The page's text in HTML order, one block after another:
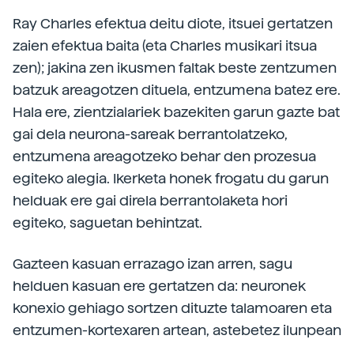
Ray Charles efektua deitu diote, itsuei gertatzen
zaien efektua baita (eta Charles musikari itsua
zen); jakina zen ikusmen faltak beste zentzumen
batzuk areagotzen dituela, entzumena batez ere.
Hala ere, zientzialariek bazekiten garun gazte bat
gai dela neurona-sareak berrantolatzeko,
entzumena areagotzeko behar den prozesua
egiteko alegia. Ikerketa honek frogatu du garun
helduak ere gai direla berrantolaketa hori
egiteko, saguetan behintzat.
Gazteen kasuan errazago izan arren, sagu
helduen kasuan ere gertatzen da: neuronek
konexio gehiago sortzen dituzte talamoaren eta
entzumen-kortexaren artean, astebetez ilunpean